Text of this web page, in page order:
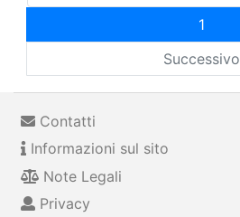
1
Successivo
Contatti
Informazioni sul sito
Note Legali
Privacy